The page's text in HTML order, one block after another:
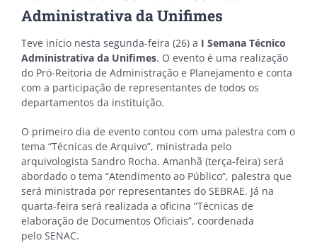
Administrativa da Unifimes
Teve início nesta segunda-feira (26) a I Semana Técnico
Administrativa da Unifimes. O evento é uma realização
do Pró-Reitoria de Administração e Planejamento e conta
com a participação de representantes de todos os
departamentos da instituição.
O primeiro dia de evento contou com uma palestra com o
tema “Técnicas de Arquivo”, ministrada pelo
arquivologista Sandro Rocha. Amanhã (terça-feira) será
abordado o tema “Atendimento ao Público”, palestra que
será ministrada por representantes do SEBRAE. Já na
quarta-feira será realizada a oficina “Técnicas de
elaboração de Documentos Oficiais”, coordenada
pelo SENAC.